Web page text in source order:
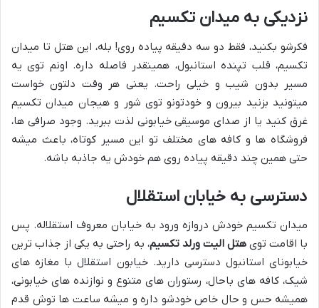
نزدیکی به میدان تکسیم
فکرشو بکنید، فقط دو سه دقیقه پیاده روی! بله، این هتل تا میدان
تکسیم، قلب تپنده استانبول، همینقدر فاصله داره. اونم توی یه
مسیر بدون شیب و خیلی راحت. یعنی هر وقت دلتون خواست
میتونید بزنید بیرون و خودتونو توی شور و هیجان میدان تکسیم
غرق کنید یا از صدای موسیقی خیابونی لذت ببرید. وجود صرافی ها،
فروشگاه ها و کافه های مختلف تو این مسیر کوتاه، باعث میشه
حتی همین چند دقیقه پیاده روی هم خودش یه جاذبه باشه.
دسترسی به خیابان استقلال
میدان تکسیم خودش دروازه ورود به خیابان معروف استقلاله. پس
با اقامت توی هتل الیت ورلد تکسیم، به راحتی به یکی از جذاب ترین
خیابونای استانبول دسترسی دارید. خیابون استقلال با مغازه های
شیک، کافه های باحال، رستوران های متنوع و نوازنده های خیابونی،
همیشه حس و حال خاص خودشو داره و میشه ساعت ها توش قدم